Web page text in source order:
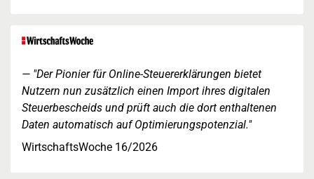
"Der Pionier für Online-Steuererklärungen bietet
Nutzern nun zusätzlich einen Import ihres digitalen
Steuerbescheids und prüft auch die dort enthaltenen
Daten automatisch auf Optimierungspotenzial."
WirtschaftsWoche 16/2026